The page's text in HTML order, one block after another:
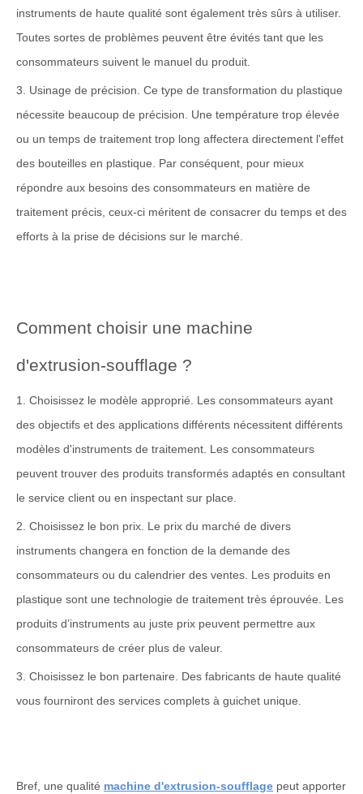
instruments de haute qualité sont également très sûrs à utiliser.
Toutes sortes de problèmes peuvent être évités tant que les
consommateurs suivent le manuel du produit.
3. Usinage de précision. Ce type de transformation du plastique
nécessite beaucoup de précision. Une température trop élevée
ou un temps de traitement trop long affectera directement l'effet
des bouteilles en plastique. Par conséquent, pour mieux
répondre aux besoins des consommateurs en matière de
traitement précis, ceux-ci méritent de consacrer du temps et des
efforts à la prise de décisions sur le marché.
Comment choisir une machine
d'extrusion-soufflage ?
1. Choisissez le modèle approprié. Les consommateurs ayant
des objectifs et des applications différents nécessitent différents
modèles d'instruments de traitement. Les consommateurs
peuvent trouver des produits transformés adaptés en consultant
le service client ou en inspectant sur place.
2. Choisissez le bon prix. Le prix du marché de divers
instruments changera en fonction de la demande des
consommateurs ou du calendrier des ventes. Les produits en
plastique sont une technologie de traitement très éprouvée. Les
produits d’instruments au juste prix peuvent permettre aux
consommateurs de créer plus de valeur.
3. Choisissez le bon partenaire. Des fabricants de haute qualité
vous fourniront des services complets à guichet unique.
Bref, une qualité machine d'extrusion-soufflage peut apporter